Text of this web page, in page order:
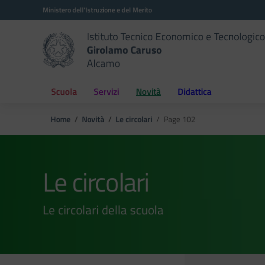
Vai ai contenuti
Vai al menu di navigazioneMinistero dell'Istruzione e del Merito
Istituto Tecnico Economico e Tecnologico
Girolamo Caruso
Alcamo
Scuola Servizi Novità Didattica
Home Novità Le circolari Page 102
Le circolari
Le circolari della scuola